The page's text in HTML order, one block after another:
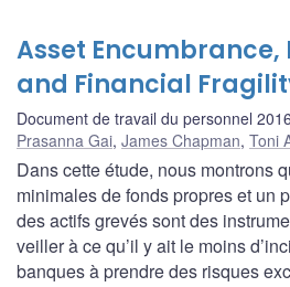
Asset Encumbrance,
and Financial
Document de travail du personnel
Prasanna Gai, James Chapman, Toni
Dans cette étude, nous montrons
minimales de fonds propres et un
des actifs grevés sont des
veiller à ce qu’il y ait le moins
banques à prendre des risques